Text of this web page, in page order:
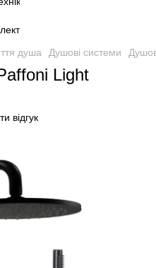
душа Душові системи
Light
відгук